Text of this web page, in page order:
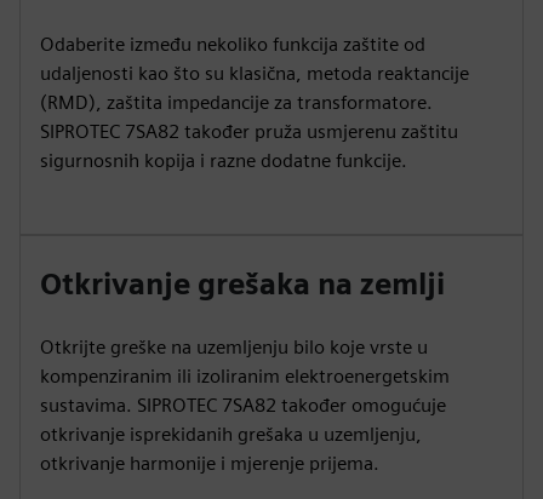
Odaberite između nekoliko funkcija zaštite od
udaljenosti kao što su klasična, metoda reaktancije
(RMD), zaštita impedancije za transformatore.
SIPROTEC 7SA82 također pruža usmjerenu zaštitu
sigurnosnih kopija i razne dodatne funkcije.
Otkrivanje grešaka na zemlji
Otkrijte greške na uzemljenju bilo koje vrste u
kompenziranim ili izoliranim elektroenergetskim
sustavima. SIPROTEC 7SA82 također omogućuje
otkrivanje isprekidanih grešaka u uzemljenju,
otkrivanje harmonije i mjerenje prijema.